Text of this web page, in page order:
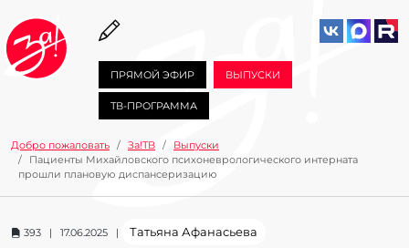
ПРЯМОЙ ЭФИР ВЫПУСКИ
ТВ-ПРОГРАММА
Добро пожаловать За!ТВ
Выпуски
Пациенты Михайловского психоневрологического интерната
прошли плановую диспансеризацию
393 | 17.06.2025 | Татьяна Афанасьева